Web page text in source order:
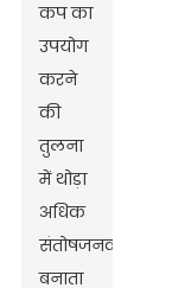
कप का
उपयोग
करने
की
तुलना
में थोड़ा
अधिक
संतोषजनक
बनाता